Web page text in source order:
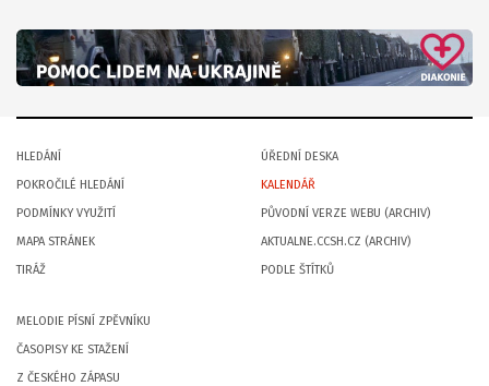
HLEDÁNÍ
POKROČILÉ HLEDÁNÍ
PODMÍNKY VYUŽITÍ
MAPA STRÁNEK
TIRÁŽ
ÚŘEDNÍ DESKA
KALENDÁŘ
PŮVODNÍ VERZE WEBU (ARCHIV)
AKTUALNE.CCSH.CZ (ARCHIV)
PODLE ŠTÍTKŮ
MELODIE PÍSNÍ ZPĚVNÍKU
ČASOPISY KE STAŽENÍ
Z ČESKÉHO ZÁPASU